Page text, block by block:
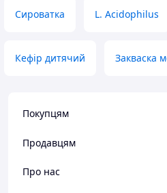
Сироватка L. Acidophilus
Кефір дитячий Закваска
Покупцям
Продавцям
Про нас